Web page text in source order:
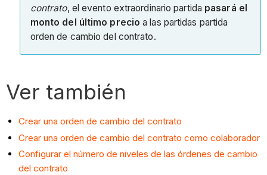
contrato, el evento extraordinario partida pasará el
monto del último precio a las partidas partida
orden de cambio del contrato.
Ver también
Crear una orden de cambio del contrato
Crear una orden de cambio del contrato como colaborador
Configurar el número de niveles de las órdenes de cambio
del contrato